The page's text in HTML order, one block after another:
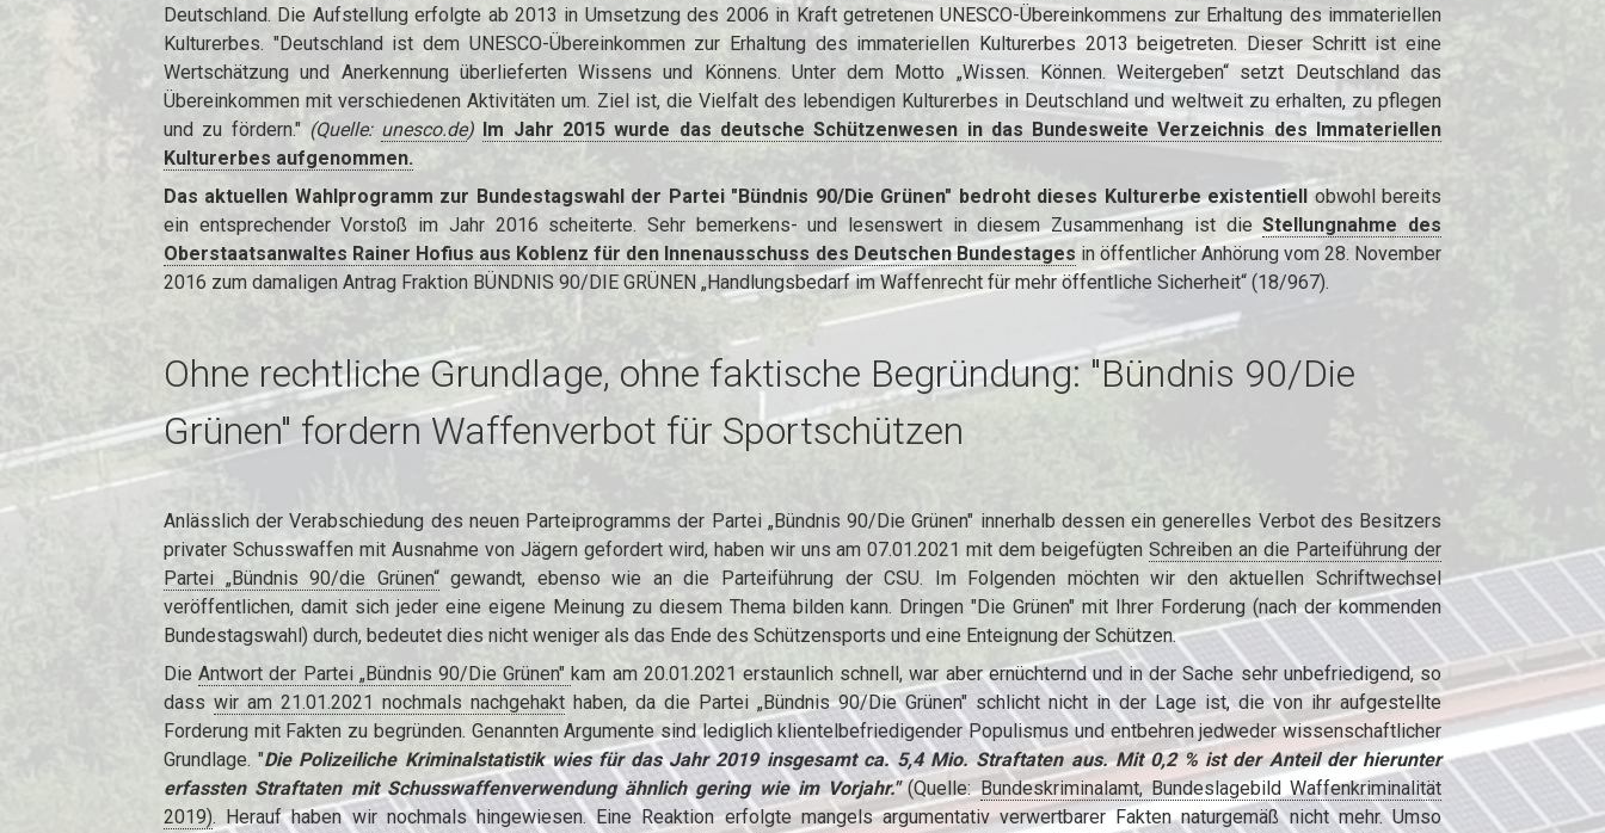
Deutschland. Die Aufstellung erfolgte ab 2013 in Umsetzung des 2006 in Kraft getretenen UNESCO-Übereinkommens zur Erhaltung des immateriellen
Kulturerbes. "Deutschland ist dem UNESCO-Übereinkommen zur Erhaltung des immateriellen Kulturerbes 2013 beigetreten. Dieser Schritt ist eine
Wertschätzung und Anerkennung überlieferten Wissens und Könnens. Unter dem Motto „Wissen. Können. Weitergeben“ setzt Deutschland das
Übereinkommen mit verschiedenen Aktivitäten um. Ziel ist, die Vielfalt des lebendigen Kulturerbes in Deutschland und weltweit zu erhalten, zu pflegen
und zu fördern." (Quelle: unesco.de)
m Jahr 2015 wurde das deutsche Schützenwesen in das Bundesweite Verzeichnis des Immateriellen
Kulturerbes aufgenommen.
Das aktuellen Wahlprogramm zur Bundestagswahl der Partei "Bündnis 90/Die Grünen" bedroht dieses Kulturerbe existentiellobwohl bereits
ein entsprechender Vorstoß im Jahr 2016 scheiterte. Sehr bemerkens- und lesenswert in diesem Zusammenhang ist dieStellungnahme des
Oberstaatsanwaltes Rainer Hofius aus Koblenz für den Innenausschuss des Deutschen Bundestages in öffentlicher Anhörung vom 28. November
2016 zum damaligen Antrag Fraktion BÜNDNIS 90/DIE GRÜNEN „Handlungsbedarf im Waffenrecht für mehr öffentliche Sicherheit“ (18/967).
Ohne rechtliche Grundlage, ohne faktische Begründung: "Bündnis 90/Die
Grünen" fordern Waffenverbot für Sportschützen
Anlässlich der Verabschiedung des neuen Parteiprogramms der Partei „Bündnis 90/Die Grünen" innerhalb dessen ein generelles Verbot des Besitzers
privater Schusswaffen mit Ausnahme von Jägern gefordert wird, haben wir uns am 07.01.2021 mit dem beigefügtenSchreiben an die Parteiführung der
Partei „Bündnis 90/die Grünen“gewandt, ebenso wie an die Parteiführung der CSU. Im Folgenden möchten wir den aktuellen Schriftwechsel
veröffentlichen, damit sich jeder eine eigene Meinung zu diesem Thema bilden kann. Dringen "Die Grünen" mit Ihrer Forderung (nach der kommenden
Bundestagswahl) durch, bedeutet dies nicht weniger als das Ende des Schützensports und eine Enteignung der Schützen.
DieAntwort der Partei „Bündnis 90/Die Grünen" kam am 20.01.2021 erstaunlich schnell, war aber ernüchternd und in der Sache sehr unbefriedigend, so
dass wir am 21.01.2021 nochmals nachgehakt haben, da die Partei „Bündnis 90/Die Grünen" schlicht nicht in der Lage ist, die von ihr aufgestellte
Forderung mit Fakten zu begründen. Genannten Argumente sind lediglich klientelbefriedigender Populismus und entbehren jedweder wissenschaftlicher
Grundlage. "Die Polizeiliche Kriminalstatistik wies für das Jahr 2019 insgesamt ca. 5,4 Mio. Straftaten aus. Mit 0,2 % ist der Anteil der hierunter
erfassten Straftaten mit Schusswaffenverwendung ähnlich gering wie im Vorjahr."(Quelle:Bundeskriminalamt, Bundes­lage­bild Waffen­krimi­nalität
2019). Herauf haben wir nochmals hingewiesen. Eine Reaktion erfolgte mangels argumentativ verwertbarer Fakten naturgemäß nicht mehr. Umso